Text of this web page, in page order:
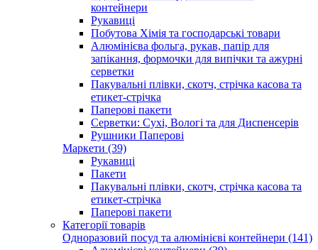
контейнери
Рукавиці
Побутова Хімія та господарські товари
Алюмінієва фольга, рукав, папір для
запікання, формочки для випічки та ажурні
серветки
Пакувальні плівки, скотч, стрічка касова та
етикет-стрічка
Паперові пакети
Серветки: Сухі, Вологі та для Диспенсерів
Рушники Паперові
Маркети (39)
Рукавиці
Пакети
Пакувальні плівки, скотч, стрічка касова та
етикет-стрічка
Паперові пакети
Категорії товарів
Одноразовий посуд та алюмінієві контейнери (141)